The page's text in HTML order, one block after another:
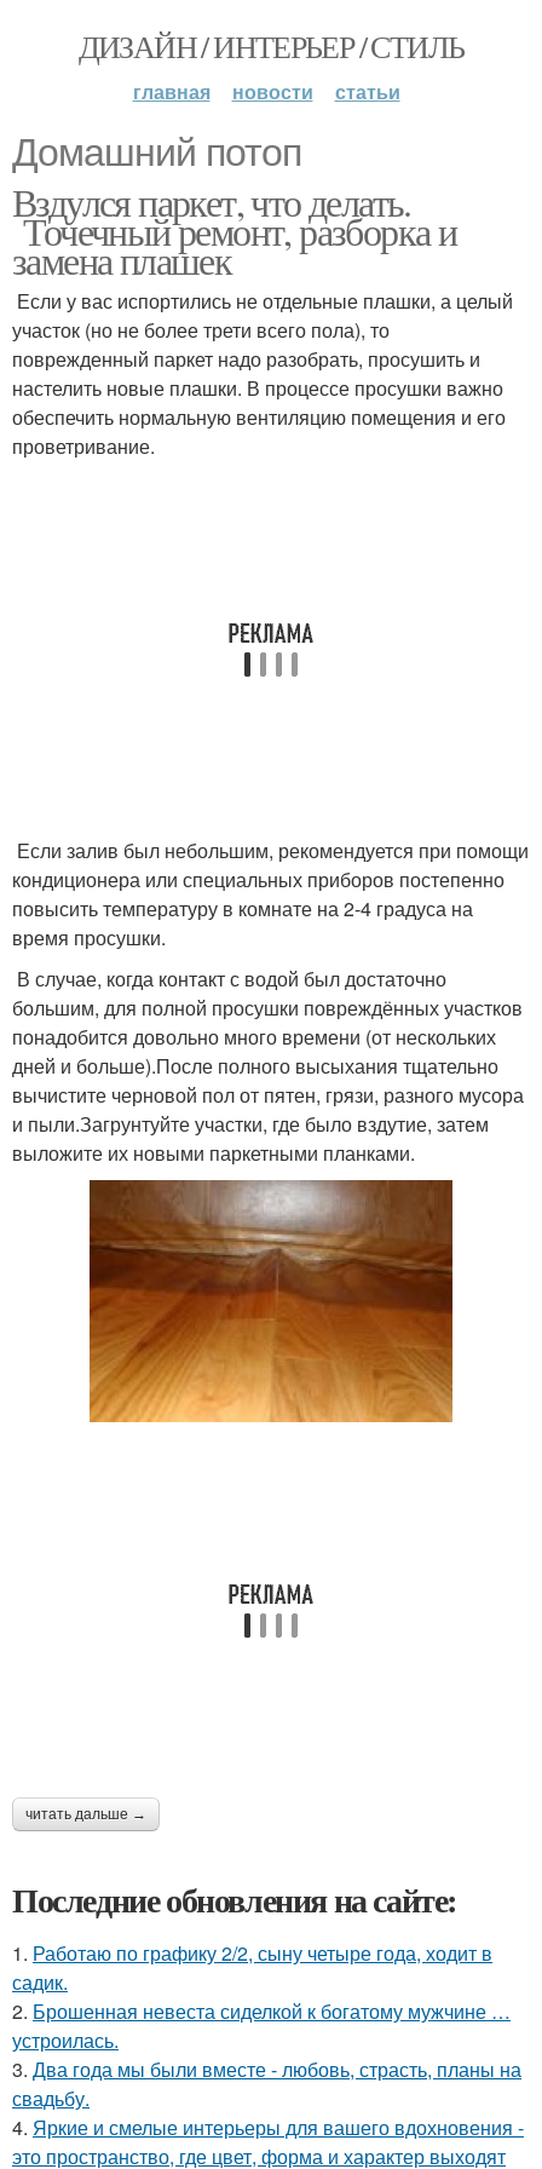
ДИЗАЙН / ИНТЕРЬЕР / СТИЛЬ
главная новости статьи
Домашний потоп
Вздулся паркет, что делать.
Точечный ремонт, разборка и
замена плашек
Если у вас испортились не отдельные плашки, а целый
участок (но не более трети всего пола), то
поврежденный паркет надо разобрать, просушить и
настелить новые плашки. В процессе просушки важно
обеспечить нормальную вентиляцию помещения и его
проветривание.
Если залив был небольшим, рекомендуется при помощи
кондиционера или специальных приборов постепенно
повысить температуру в комнате на 2-4 градуса на
время просушки.
В случае, когда контакт с водой был достаточно
большим, для полной просушки повреждённых участков
понадобится довольно много времени (от нескольких
дней и больше).После полного высыхания тщательно
вычистите черновой пол от пятен, грязи, разного мусора
и пыли.Загрунтуйте участки, где было вздутие, затем
выложите их новыми паркетными планками.
читать дальше →
Последние обновления на сайте:
1. Работаю по графику 2/2, сыну четыре года, ходит в
садик.
2. Брошенная невеста сиделкой к богатому мужчине …
устроилась.
3. Два года мы были вместе - любовь, страсть, планы на
свадьбу.
4. Яркие и смелые интерьеры для вашего вдохновения -
это пространство, где цвет, форма и характер выходят